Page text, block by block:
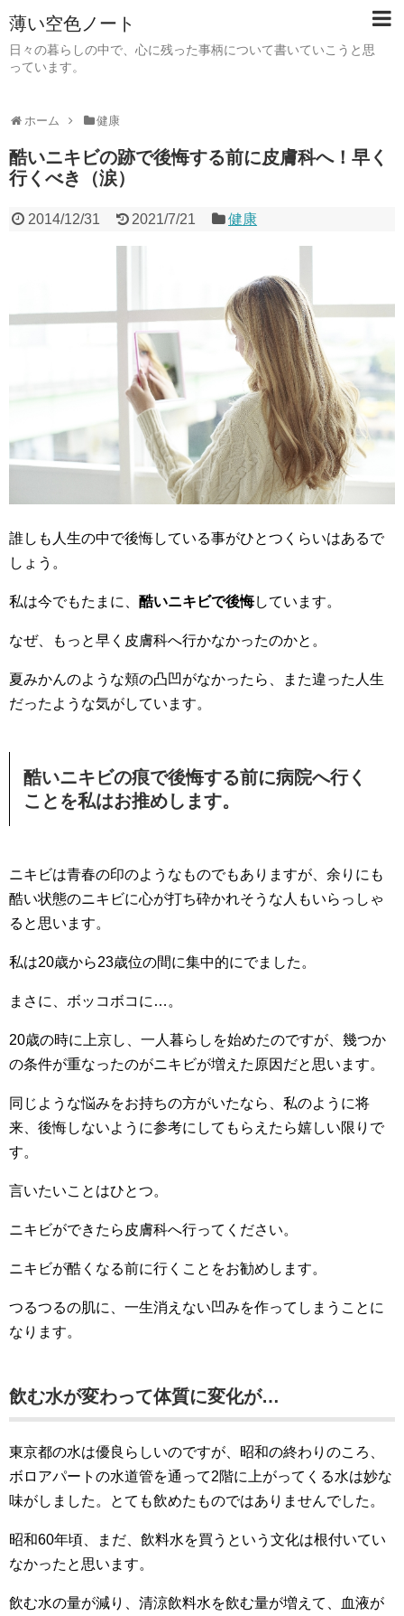
薄い空色ノート
日々の暮らしの中で、心に残った事柄について書いていこうと思
っています。
ホーム 健康
酷いニキビの跡で後悔する前に皮膚科へ！早く
行くべき（涙）
2014/12/31 2021/7/21 健康
誰しも人生の中で後悔している事がひとつくらいはあるで
しょう。
私は今でもたまに、 酷いニキビで後悔しています。
なぜ、もっと早く皮膚科へ行かなかったのかと。
夏みかんのような頬の凸凹がなかったら、また違った人生
だったような気がしています。
酷いニキビの痕で後悔する前に病院へ行く
ことを私はお推めします。
ニキビは青春の印のようなものでもありますが、余りにも
酷い状態のニキビに心が打ち砕かれそうな人もいらっしゃ
ると思います。
私は20歳から23歳位の間に集中的にでました。
まさに、ボッコボコに…。
20歳の時に上京し、一人暮らしを始めたのですが、幾つか
の条件が重なったのがニキビが増えた原因だと思います。
同じような悩みをお持ちの方がいたなら、私のように将
来、後悔しないように参考にしてもらえたら嬉しい限りで
す。
言いたいことはひとつ。
ニキビができたら皮膚科へ行ってください。
ニキビが酷くなる前に行くことをお勧めします。
つるつるの肌に、一生消えない凹みを作ってしまうことに
なります。
飲む水が変わって体質に変化が…
東京都の水は優良らしいのですが、昭和の終わりのころ、
ボロアパートの水道管を通って2階に上がってくる水は妙な
味がしました。とても飲めたものではありませんでした。
昭和60年頃、まだ、飲料水を買うという文化は根付いてい
なかったと思います。
飲む水の量が減り、清涼飲料水を飲む量が増えて、血液が